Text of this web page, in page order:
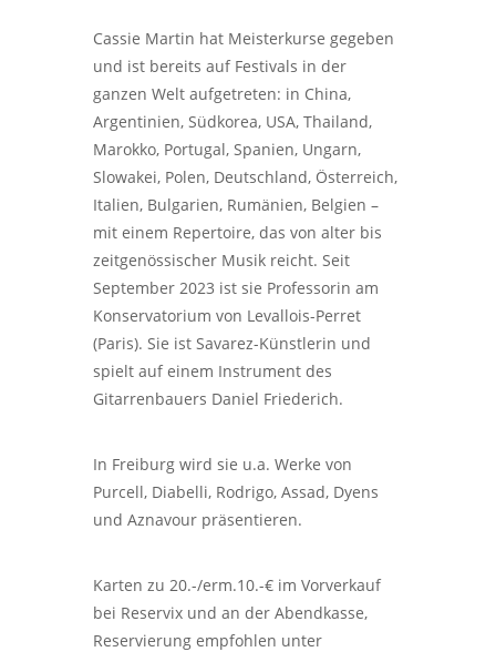
Cassie Martin hat Meisterkurse gegeben
und ist bereits auf Festivals in der
ganzen Welt aufgetreten: in China,
Argentinien, Südkorea, USA, Thailand,
Marokko, Portugal, Spanien, Ungarn,
Slowakei, Polen, Deutschland, Österreich,
Italien, Bulgarien, Rumänien, Belgien –
mit einem Repertoire, das von alter bis
zeitgenössischer Musik reicht. Seit
September 2023 ist sie Professorin am
Konservatorium von Levallois-Perret
(Paris). Sie ist Savarez-Künstlerin und
spielt auf einem Instrument des
Gitarrenbauers Daniel Friederich.
In Freiburg wird sie u.a. Werke von
Purcell, Diabelli, Rodrigo, Assad, Dyens
und Aznavour präsentieren.
Karten zu 20.-/erm.10.-€ im Vorverkauf
bei Reservix und an der Abendkasse,
Reservierung empfohlen unter